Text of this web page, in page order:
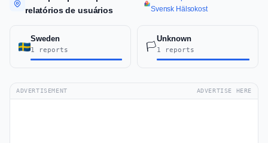
relatórios de usuários
Svensk Hälsokost
Sweden
1 reports 🏳️
Unknown
1 reports
ADVERTISEMENT ADVERTISE HERE